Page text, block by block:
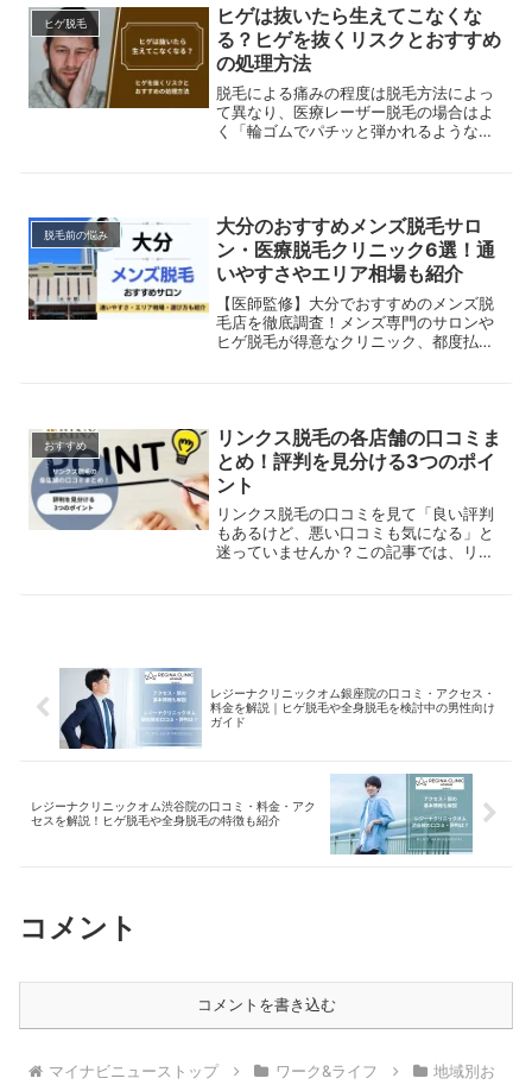
ヒゲ脱毛
ヒゲは抜いたら生えてこなくな
る？ヒゲを抜くリスクとおすすめ
の処理方法
脱毛による痛みの程度は脱毛方法によっ
て異なり、医療レーザー脱毛の場合はよ
く「輪ゴムでパチッと弾かれるような感
し、中には「泣くほど痛い」、「耐えら
気がする」という感想も…。医療レーザ
ー脱毛の痛みは本当に耐えがたいものな
のでしょうか？また、施術を受けるごと
に痛みは増していくのでしょうか？本記
事では、脱毛方法の種類や仕組み、医療
レーザー脱毛の痛みが強い理由、男性が
痛みを感じやすい部位、そして回数を重
脱毛前の悩み
大分のおすすめメンズ脱毛サロ
ン・医療脱毛クリニック6選！通
いやすさやエリア相場も紹介
【医師監修】大分でおすすめのメンズ脱
毛店を徹底調査！メンズ専門のサロンや
ヒゲ脱毛が得意なクリニック、都度払い
流れや脱毛のメリット・デメリットもあ
おすすめ
リンクス脱毛の各店舗の口コミま
とめ！評判を見分ける3つのポイ
ント
リンクス脱毛の口コミを見て「良い評判
もあるけど、悪い口コミも気になる」と
迷っていませんか？この記事では、リン
レジーナクリニックオム銀座院の口コミ・アクセス・
料金を解説｜ヒゲ脱毛や全身脱毛を検討中の男性向け
ガイド
レジーナクリニックオム渋谷院の口コミ・料金・アク
セスを解説！ヒゲ脱毛や全身脱毛の特徴も紹介
コメント
コメントを書き込む
マイナビニューストップ ワーク&ライフ
地域別お